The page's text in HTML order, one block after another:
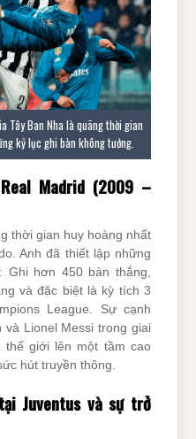
Tây Ban Nha là quãng thời gian
kỷ lục ghi bàn không tưởng.
Madrid (2009 –
thời gian huy hoàng nhất
Anh đã thiết lập những
Ghi hơn 450 bàn thắng,
và đặc biệt là kỳ tích 3
League. Sự cạnh
Lionel Messi trong giai
giới lên một tầm cao
hút truyền thông.
Juventus và sự trở